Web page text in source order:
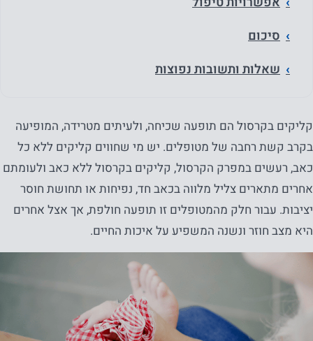
סיכום
שאלות ותשובות נפוצות
קליקים בקרסול הם תופעה שכיחה, ולעיתים מטרידה, המופיעה
בקרב קשת רחבה של מטופלים. יש מי שחווים קליקים ללא כל
כאב, רעשים במפרק הקרסול, קליקים בקרסול ללא כאב ולעומתם
אחרים מתארים צליל מלווה בכאב חד, נפיחות או תחושת חוסר
יציבות. עבור חלק מהמטופלים זו תופעה חולפת, אך אצל אחרים
היא מצב חוזר ונשנה המשפיע על איכות החיים.